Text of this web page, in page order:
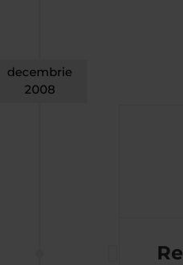
decembrie
2008